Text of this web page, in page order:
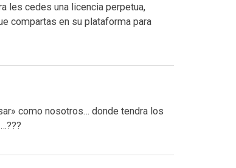
les cedes una licencia perpetua,
compartas en su plataforma para
como nosotros… donde tendra los